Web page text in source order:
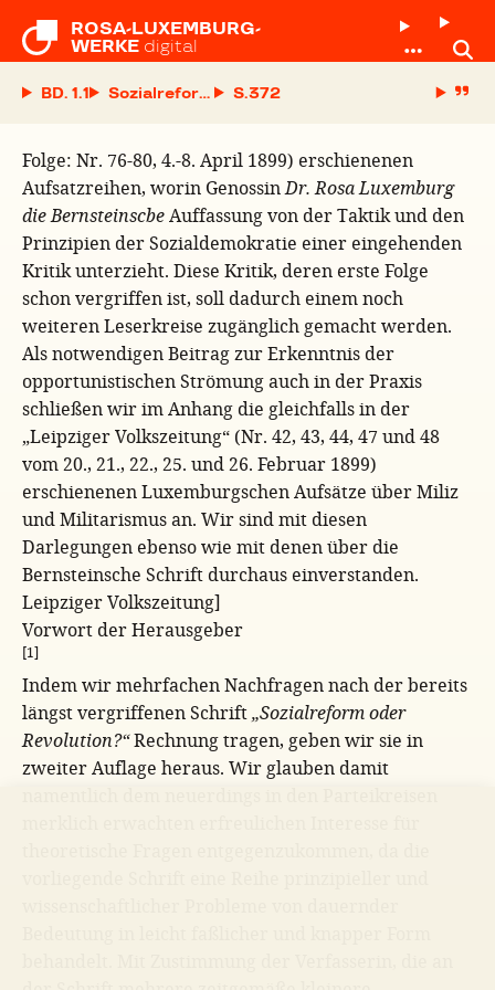
ROSA-LUXEMBURG-
WERKE digital
BD. 1.1 Sozialreform oder Revolution? Mit einem
S.
Folge: Nr. 76-80, 4.-8. April 1899) erschienenen
Aufsatzreihen, worin Genossin Dr. Rosa Luxemburg
die Bernsteinscbe Auffassung von der Taktik und den
Prinzipien der Sozialdemokratie einer eingehenden
Kritik unterzieht. Diese Kritik, deren erste Folge
schon vergriffen ist, soll dadurch einem noch
weiteren Leserkreise zugänglich gemacht werden.
Als notwendigen Beitrag zur Erkenntnis der
opportunistischen Strömung auch in der Praxis
schließen wir im Anhang die gleichfalls in der
„Leipziger Volkszeitung“ (Nr. 42, 43, 44, 47 und 48
vom 20., 21., 22., 25. und 26. Februar 1899)
erschienenen Luxemburgschen Aufsätze über Miliz
und Militarismus an. Wir sind mit diesen
Darlegungen ebenso wie mit denen über die
Bernsteinsche Schrift durchaus einverstanden.
Leipziger Volkszeitung]
Vorwort der Herausgeber
[1]
Indem wir mehrfachen Nachfragen nach der bereits
längst vergriffenen Schrift„Sozialreform oder
Revolution?“Rechnung tragen, geben wir sie in
zweiter Auflage heraus. Wir glauben damit